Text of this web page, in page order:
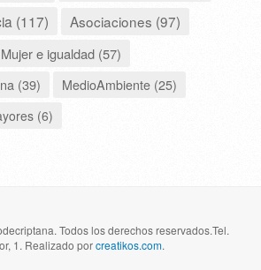
(117)
Asociaciones (97)
Mujer e igualdad (57)
(39)
MedioAmbiente (25)
(6)
Todos los derechos reservados.Tel.
1. Realizado porcreatikos.com.